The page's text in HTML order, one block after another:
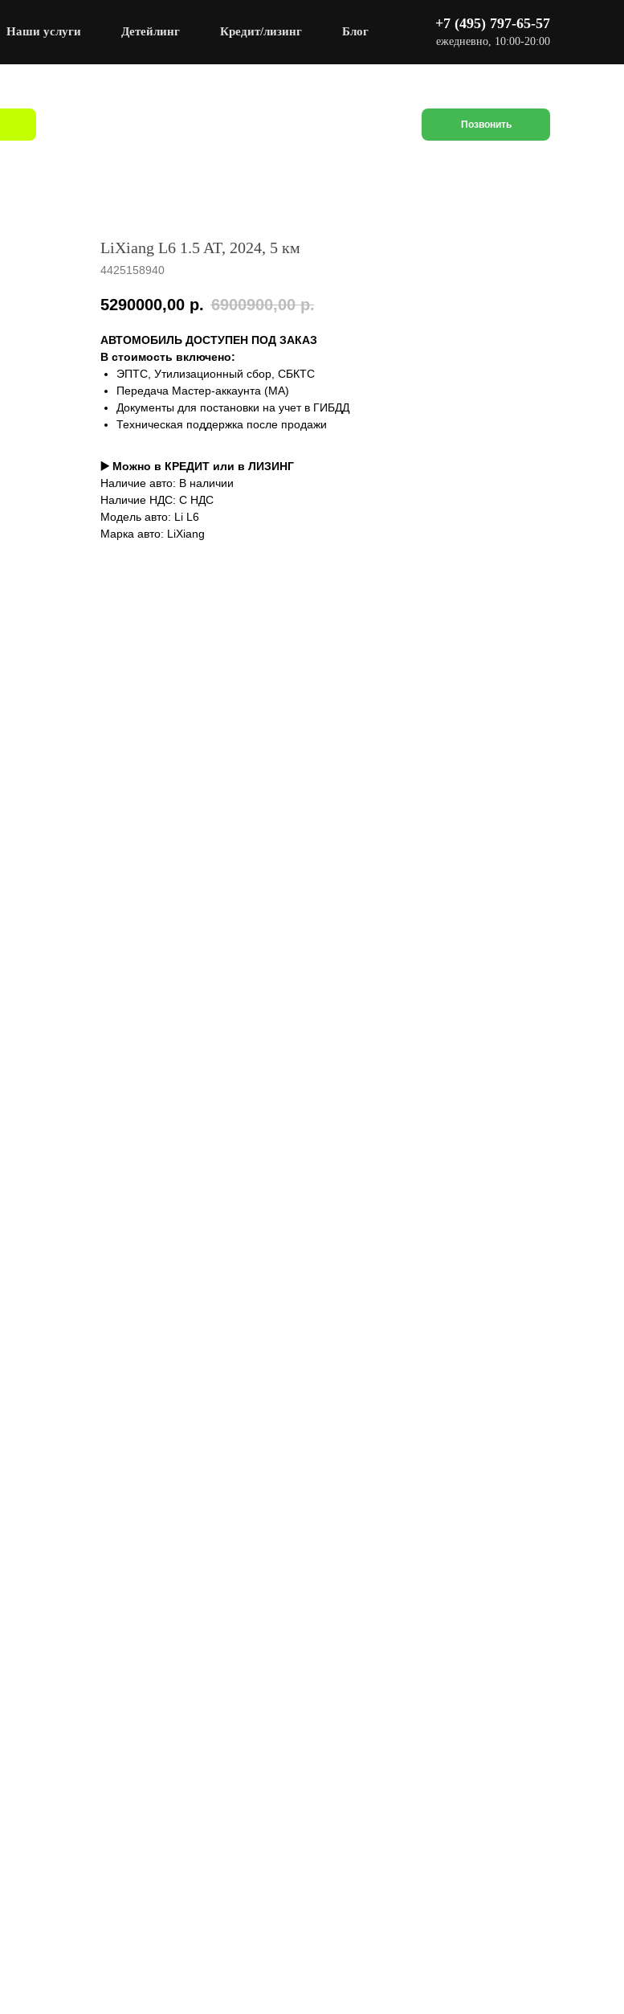
Наши услуги Детейлинг Кредит/лизинг Блог +7 (495) 797-65-57
ежедневно, 10:00-20:00
Позвонить
LiXiang L6 1.5 AT, 2024, 5 км
4425158940
5290000,00 р. 6900900,00 р.
АВТОМОБИЛЬ ДОСТУПЕН ПОД ЗАКАЗ
В стоимость включено:
ЭПТС, Утилизационный сбор, СБКТС
Передача Мастер-аккаунта (MA)
Документы для постановки на учет в ГИБДД
Техническая поддержка после продажи
▶️ Можно в КРЕДИТ или в ЛИЗИНГ
Наличие авто: В наличии
Наличие НДС: С НДС
Модель авто: Li L6
Марка авто: LiXiang